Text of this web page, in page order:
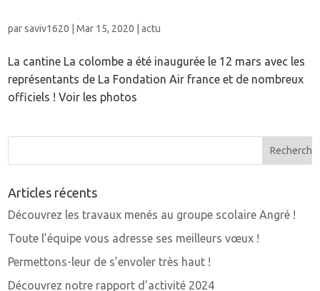
parsaviv1620 |Mar 15, 2020 |actu
La cantine La colombe a été inaugurée le 12 mars avec les
représentants de La Fondation Air france et de nombreux
officiels ! Voir les photos
Articles récents
Découvrez les travaux menés au groupe scolaire Angré !
Toute l’équipe vous adresse ses meilleurs vœux !
Permettons-leur de s’envoler très haut !
Découvrez notre rapport d’activité 2024